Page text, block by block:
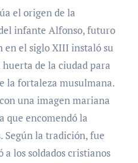
el origen de la
infante Alfonso, futuro
en el siglo XIII instaló su
de la ciudad para
la fortaleza musulmana.
una imagen mariana
que encomendó la
Según la tradición, fue
los soldados cristianos